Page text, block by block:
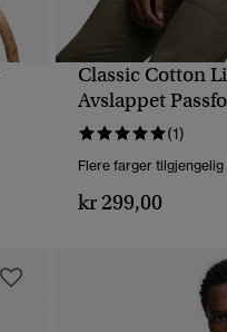
Classic Cotton
Avslappet
(1)
Flere farger tilgjengelig
kr 299,00